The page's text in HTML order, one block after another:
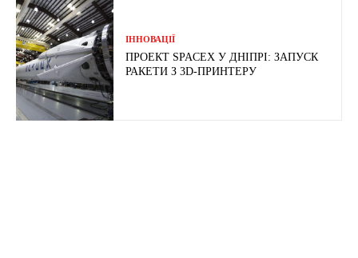
ІННОВАЦІЇ
ПРОЕКТ SPACEX У ДНІПРІ: ЗАПУСК
РАКЕТИ З 3D-ПРИНТЕРУ